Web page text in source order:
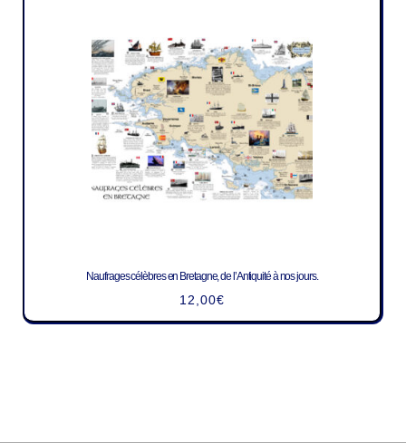
Naufrages célèbres en Bretagne, de l’Antiquité à nos jours.
12,00€